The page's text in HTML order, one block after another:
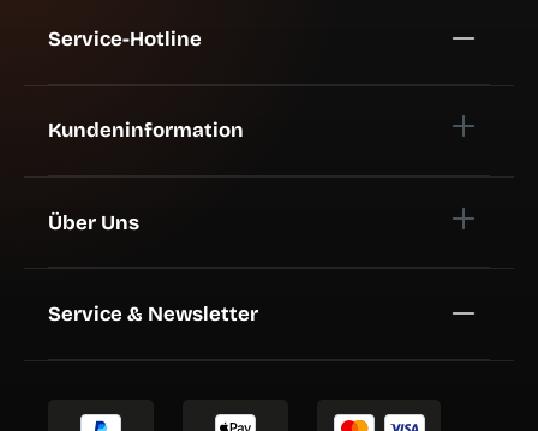
Service-Hotline
Kundeninformation
Über Uns
Service & Newsletter